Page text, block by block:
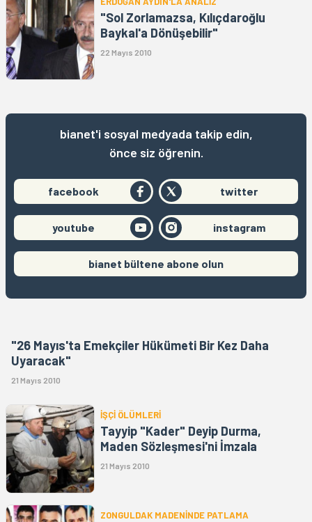
"Sol Zorlamazsa, Kılıçdaroğlu
Baykal'a Dönüşebilir"
22 Mayıs 2010
bianet'i sosyal medyada takip edin,
önce siz öğrenin.
facebook twitter
youtube instagram
bianet bültene abone olun
"26 Mayıs'ta Emekçiler Hükümeti Bir Kez Daha
Uyaracak"
21 Mayıs 2010
İŞÇİ ÖLÜMLERİ
Tayyip "Kader" Deyip Durma,
Maden Sözleşmesi'ni İmzala
21 Mayıs 2010
ZONGULDAK MADENİNDE PATLAMA